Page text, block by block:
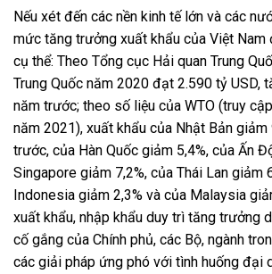
Nếu xét đến các nền kinh tế lớn và các
mức tăng trưởng xuất khẩu của Việt
cụ thể: Theo Tổng cục Hải quan Trung
Trung Quốc năm 2020 đạt 2.590 tỷ USD,
năm trước; theo số liệu của WTO (truy
năm 2021), xuất khẩu của Nhật Bản
trước, của Hàn Quốc giảm 5,4%, của Ấn
Singapore giảm 7,2%, của Thái Lan giảm
Indonesia giảm 2,3% và của Malaysia
xuất khẩu, nhập khẩu duy trì tăng trưởng
cố gắng của Chính phủ, các Bộ, ngành
các giải pháp ứng phó với tình huống đại